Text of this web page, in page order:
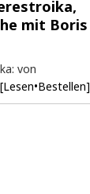
mit Boris
von
[Lesen•Bestellen]